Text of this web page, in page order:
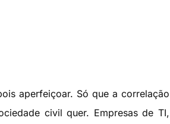
aperfeiçoar. Só que a correlação
civil quer. Empresas de TI,